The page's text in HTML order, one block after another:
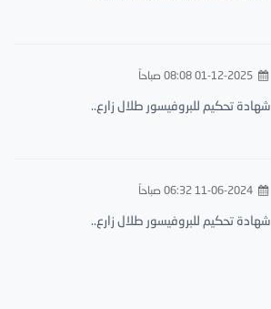
01-12-2025 08:08 صباحاً
شهادة تحكيم للبروفيسور طلال زارع..
11-06-2024 06:32 صباحاً
شهادة تحكيم للبروفيسور طلال زارع..